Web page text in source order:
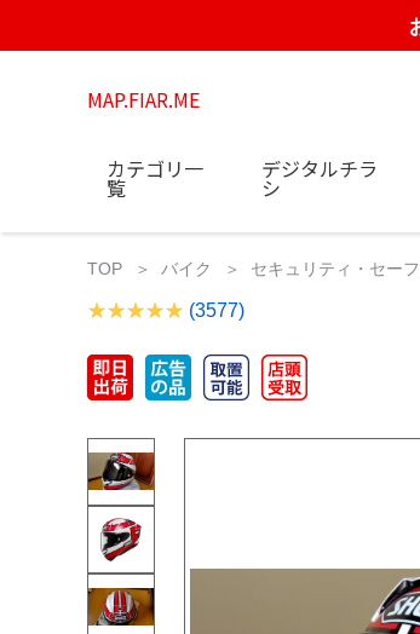
MAP.FIAR.ME
カテゴリ一
覧
デジタルチラ
シ
TOP バイク セキュリティ・セー
(3577)